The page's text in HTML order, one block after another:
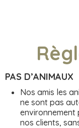
PAS D’ANIMAUX
Nos amis les
ne sont pas
nos clients,